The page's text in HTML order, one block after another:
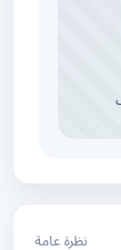
نظرة عامة